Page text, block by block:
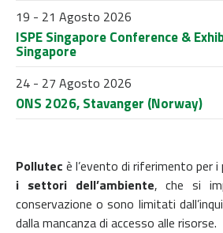
19 - 21 Agosto 2026
ISPE Singapore Conference &
Singapore
24 - 27 Agosto 2026
ONS 2026, Stavanger (Norway)
Pollutec è l’evento di riferimento per
i settori dell’ambiente, che si
conservazione o sono limitati
dalla mancanza di accesso alle risorse.